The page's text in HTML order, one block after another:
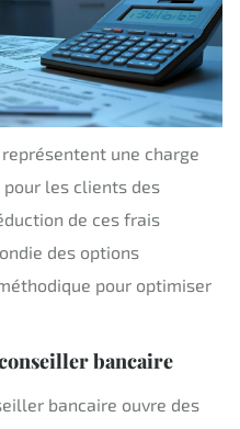
une charge
les clients des
de ces frais
des options
pour optimiser
bancaire
bancaire ouvre des